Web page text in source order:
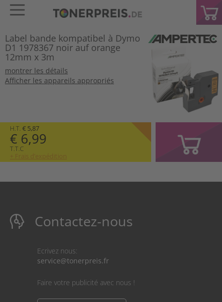
Label bande kompatibel à Dymo
D1 1978367 noir auf orange
12mm x 3m
montrer les détails
Afficher les appareils appropriés
H.T. € 5,87
€ 6,99
T.T.C
+ Frais d’expédition
Contactez-nous
Ecrivez nous:
service@tonerpreis.fr
Faire votre publicité avec nous !